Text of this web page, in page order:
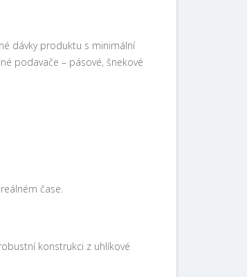
dávky produktu s minimální
podavače – pásové, šnekové
čase.
konstrukci z uhlíkové